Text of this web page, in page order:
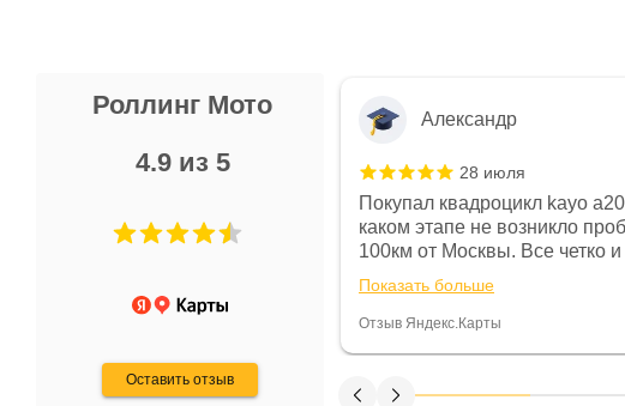
Роллинг Мото
4.9 из 5
Оставить отзыв
Не понравились условия
и дают только на год)
Александр
28 июля
Покупал квадроцикл kayo
каком этапе не возникло
100км от Москвы. Все четко
спидометре всегда был 0,
постоянно были на связи и в
Считаю, что это говорит о
Показать больше
Отзыв Яндекс.Карты